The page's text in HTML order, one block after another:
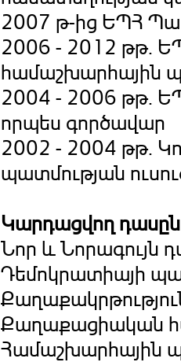
2007 թ-ից ԵՊՀ
2006 - 2012 թթ.
համաշխարհային
2004 - 2006 թթ.
որպես գործավար
2002 - 2004 թթ.
պատմության
Կարդացվող
Նոր և Նորագույն
Դեմոկրատիայի
Քաղաքացիական
Համաշխարհային